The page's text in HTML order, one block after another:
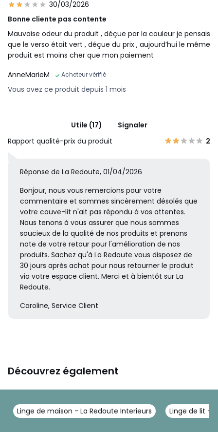
30/03/2026
Bonne cliente pas contente
Mauvaise odeur du produit , déçue par la couleur je pensais
que le verso était vert , déçue du prix , aujourd’hui le même
produit est moins cher que mon paiement
AnneMarieM
Acheteur vérifié
Vous avez ce produit depuis 1 mois
Utile (17)
Signaler
Rapport qualité-prix du produit
2
Réponse de La Redoute, 01/04/2026
Bonjour, nous vous remercions pour votre
commentaire et sommes sincèrement désolés que
votre couve-lit n'ait pas répondu à vos attentes.
Nous tenons à vous assurer que nous sommes
soucieux de la qualité de nos produits et prenons
note de votre retour pour l'amélioration de nos
produits. Sachez qu'à La Redoute vous disposez de
30 jours après achat pour nous retourner le produit
via votre espace client. Merci et à bientôt sur La
Redoute.
Caroline, Service Client
Découvrez également
Linge de maison - La Redoute Interieurs Linge de lit -